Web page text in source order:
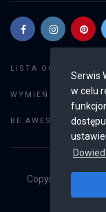
Serwis
w celu
LISTA OGŁOSZEŃ:
WYMIEŃ GRY:
BE AWESOME:
Copyright © 2019